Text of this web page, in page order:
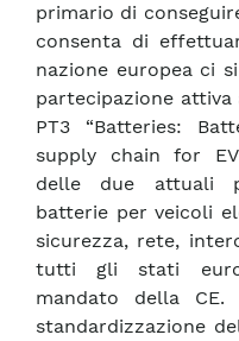
primario di
consenta di
nazione europea ci
partecipazione
PT3 “Batteries:
supply chain for
delle due attuali
batterie per veicoli
sicurezza, rete,
tutti gli stati
mandato della
standardizzazione